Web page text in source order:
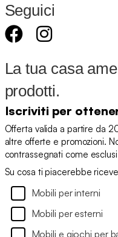
Seguici
La tua casa
prodotti.
Iscriviti per
Offerta valida a partire da
altre offerte e promozioni.
contrassegnati come
Su cosa ti piacerebbe
Mobili per interni
Mobili per esterni
Mobili e giochi per